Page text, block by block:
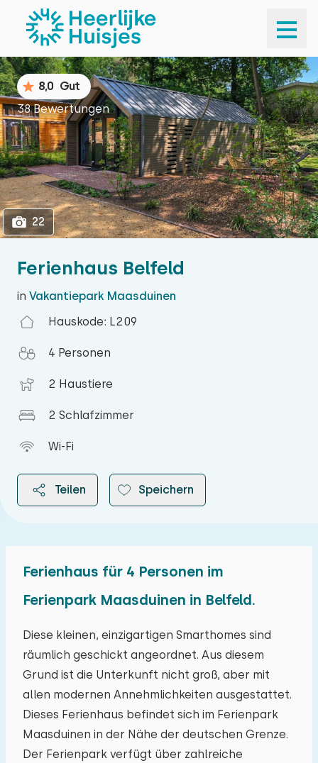
1
Ferienhaus Belfeld
in Vakantiepark Maasduinen
Hauskode: L209
4 Personen
2 Haustiere
2 Schlafzimmer
Wi-Fi
Teilen Speichern
8,0 Gut
38 Bewertungen
22
Ferienhaus für 4 Personen im
Ferienpark Maasduinen in Belfeld.
Diese kleinen, einzigartigen Smarthomes sind
räumlich geschickt angeordnet. Aus diesem
Grund ist die Unterkunft nicht groß, aber mit
allen modernen Annehmlichkeiten ausgestattet.
Dieses Ferienhaus befindet sich im Ferienpark
Maasduinen in der Nähe der deutschen Grenze.
Der Ferienpark verfügt über zahlreiche
August 2026
Mo Di Mi Do Fr Sa
27 28 29 30 31 01 02
03 04 05 06 07 08 09